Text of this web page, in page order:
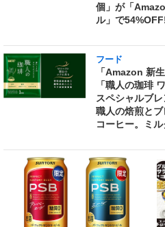
個」が「
ル」で
フード
「Amazon 新
「職人の珈琲
スペシャルブ
職人の焙煎と
コーヒー。ミ